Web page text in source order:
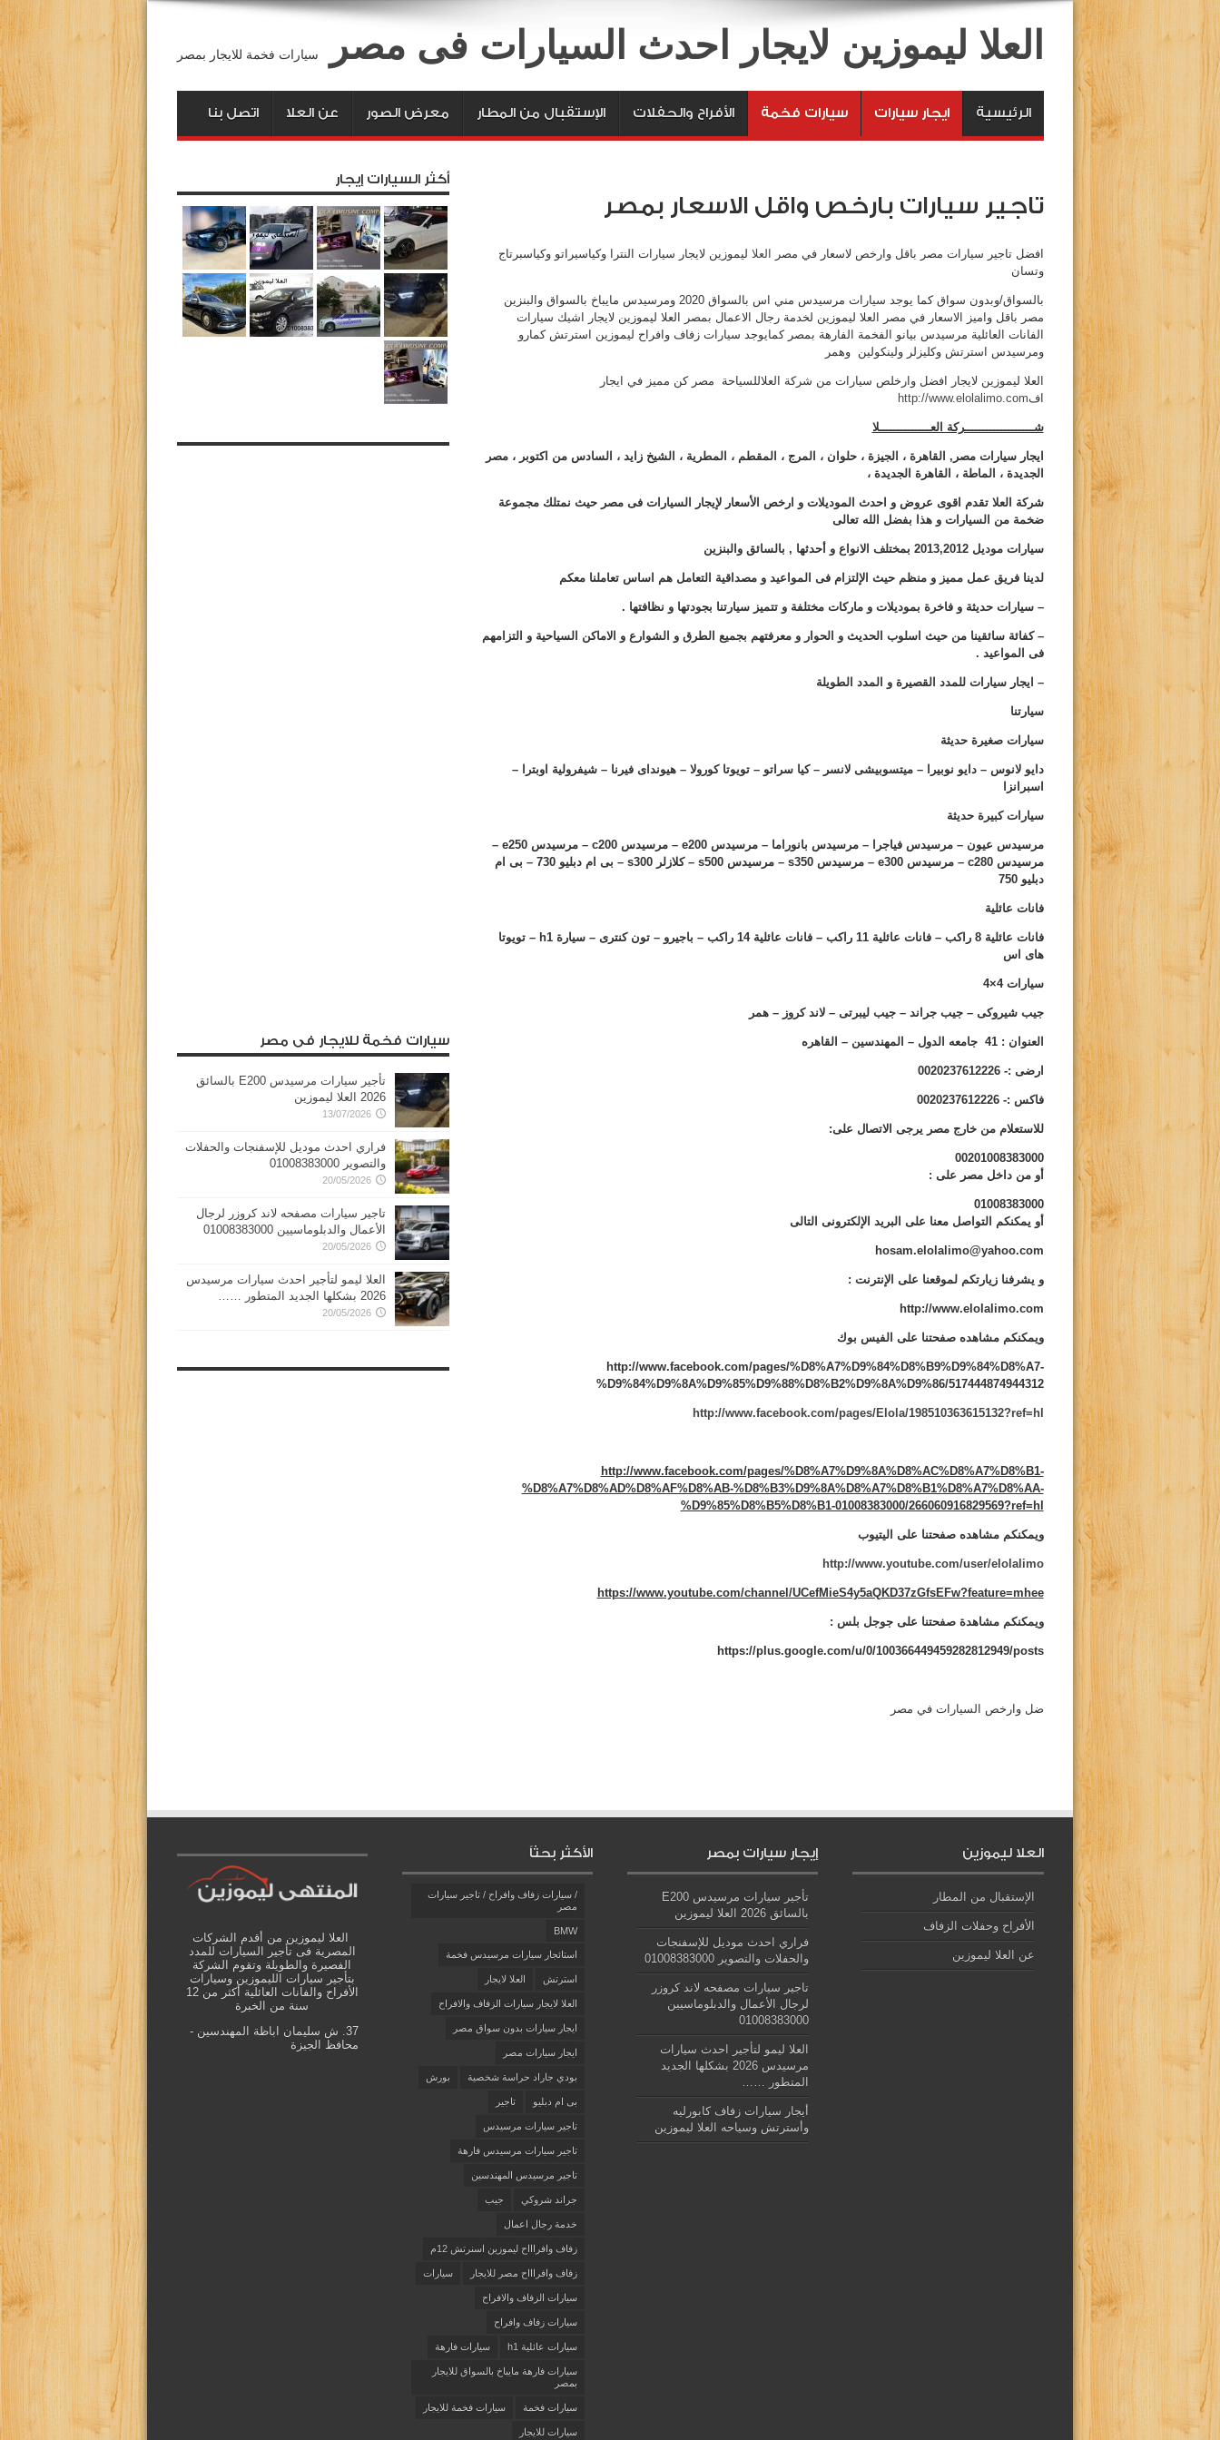
العلا ليموزين لايجار احدث السيارات فى مصر سيارات فخمة للايجار بمصر
الرئيسية ايجار سيارات سيارات فخمة الأفراح والحفلات الإستقبال من المطار معرض الصور عن العلا اتصل بنا
تاجير سيارات بارخص واقل الاسعار بمصر
افضل تاجير سيارات مصر باقل وارخص لاسعار في مصر العلا ليموزين لايجار سيارات النترا وكياسيراتو وكياسبرتاج
وتسان
بالسواق/وبدون سواق كما يوجد سيارات مرسيدس مني اس بالسواق 2020 ومرسيدس مايباخ بالسواق والبنزين
مصر باقل واميز الاسعار في مصر العلا ليموزين لخدمة رجال الاعمال بمصر العلا ليموزين لايجار اشيك سيارات
الفانات العائلية مرسيدس بيانو الفخمة الفارهة بمصر كمايوجد سيارات زفاف وافراح ليموزين استرتش كمارو
ومرسيدس استرتش وكليزلر ولينكولين وهمر
العلا ليموزين لايجار افضل وارخلص سيارات من شركة العلاللسياحة مصر كن مميز في ايجار
افhttp://www.elolalimo.com
شـــــــــــــــــــركة العــــــــــــــلا
ايجار سيارات مصر, القاهرة ، الجيزة ، حلوان ، المرج ، المقطم ، المطرية ، الشيخ زايد ، السادس من اكتوبر ، مصر
الجديدة ، الماطة ، القاهرة الجديدة ،
شركة العلا تقدم اقوى عروض و احدث الموديلات و ارخص الأسعار لإيجار السيارات فى مصر حيث نمتلك مجموعة
ضخمة من السيارات و هذا بفضل الله تعالى
سيارات موديل 2013,2012 بمختلف الانواع و أحدثها , بالسائق والبنزين
لدينا فريق عمل مميز و منظم حيث الإلتزام فى المواعيد و مصداقية التعامل هم اساس تعاملنا معكم
– سيارات حديثة و فاخرة بموديلات و ماركات مختلفة و تتميز سيارتنا بجودتها و نظافتها .
– كفائة سائقينا من حيث اسلوب الحديث و الحوار و معرفتهم بجميع الطرق و الشوارع و الاماكن السياحية و التزامهم
فى المواعيد .
– ايجار سيارات للمدد القصيرة و المدد الطويلة
سيارتنا
سيارات صغيرة حديثة
دايو لانوس – دايو نوبيرا – ميتسوبيشى لانسر – كيا سراتو – تويوتا كورولا – هيونداى فيرنا – شيفرولية اوبترا –
اسبرانزا
سيارات كبيرة حديثة
مرسيدس عيون – مرسيدس فياجرا – مرسيدس بانوراما – مرسيدسe200 – مرسيدسc200 – مرسيدسe250
–
مرسيدسc280 – مرسيدسe300 – مرسيدسs350 – مرسيدسs500 – كلازلرs300 – بى ام دبليو730 – بى ام
دبليو750
فانات عائلية
فانات عائلية 8 راكب – فانات عائلية 11 راكب – فانات عائلية 14 راكب – باجيرو – تون كنترى – سيارة h1 – تويوتا
هاى اس
سيارات4×4
جيب شيروكى – جيب جراند – جيب ليبرتى – لاند كروز – همر
العنوان : 41 جامعه الدول – المهندسين – القاهره
ارضى :- 0020237612226
فاكس :- 0020237612226
للاستعلام من خارج مصر يرجى الاتصال على:
00201008383000
أو من داخل مصر على :
01008383000
أو يمكنكم التواصل معنا على البريد الإلكترونى التالى
hosam.elolalimo@yahoo.com
و يشرفنا زيارتكم لموقعنا على الإنترنت :
http://www.elolalimo.com
ويمكنكم مشاهده صفحتنا على الفيس بوك
http://www.facebook.com/pages/%D8%A7%D9%84%D8%B9%D9%84%D8%A7-
%D9%84%D9%8A%D9%85%D9%88%D8%B2%D9%8A%D9%86/517444874944312
http://www.facebook.com/pages/Elola/198510363615132?ref=hl
http://www.facebook.com/pages/%D8%A7%D9%8A%D8%AC%D8%A7%D8%B1-
%D8%A7%D8%AD%D8%AF%D8%AB-%D8%B3%D9%8A%D8%A7%D8%B1%D8%A7%D8%AA-
%D9%85%D8%B5%D8%B1-01008383000/266060916829569?ref=hl
ويمكنكم مشاهده صفحتنا على اليتيوب
http://www.youtube.com/user/elolalimo
https://www.youtube.com/channel/UCefMieS4y5aQKD37zGfsEFw?feature=mhee
ويمكنكم مشاهدة صفحتنا على جوجل بلس :
https://plus.google.com/u/0/100366449459282812949/posts
ضل وارخص السيارات في مصر
أكثر السيارات إيجار
سيارات فخمة للايجار فى مصر
تأجير سيارات مرسيدس E200 بالسائق
2026 العلا ليموزين
13/07/2026
فراري احدث موديل للإسفنجات والحفلات
والتصوير 01008383000
20/05/2026
تاجير سيارات مصفحه لاند كروزر لرجال
الأعمال والدبلوماسيين 01008383000
20/05/2026
العلا ليمو لتأجير احدث سيارات مرسيدس
2026 بشكلها الجديد المتطور ……
20/05/2026
العلا ليموزين
الإستقبال من المطار
الأفراح وحفلات الزفاف
عن العلا ليموزين
إيجار سيارات بمصر
تأجير سيارات مرسيدس E200
بالسائق 2026 العلا ليموزين
فراري احدث موديل للإسفنجات
والحفلات والتصوير 01008383000
تاجير سيارات مصفحه لاند كروزر
لرجال الأعمال والدبلوماسيين
01008383000
العلا ليمو لتأجير احدث سيارات
مرسيدس 2026 بشكلها الجديد
المتطور ……
أيجار سيارات زفاف كابورليه
وأسترتش وسياحه العلا ليموزين
الأكثر بحثاً
/ سيارات زفاف وافراح / تاجير سيارات
مصر
BMW
استائجار سيارات مرسيدس فخمة
استرتش العلا لايجار
العلا لايجار سيارات الزفاف والافراح
ايجار سيارات بدون سواق مصر
ايجار سيارات مصر
بودي جاراد حراسة شخصية بورش
بى ام دبليو تاجير
تاجير سيارات مرسيدس
تاجير سيارات مرسيدس فارهة
تاجير مرسيدس المهندسين
جراند شروكي جيب
خدمة رجال اعمال
زفاف وافراااح ليموزين اسنرتش 12م
زفاف وافراااح مصر للايجار سيارات
سيارات الزفاف والافراح
سيارات زفاف وافراح
سيارات عائلية h1 سيارات فارهة
سيارات فارهة مايباخ بالسواق للايجار
بمصر
سيارات فخمة سيارات فخمة للايجار
سيارات للايجار
العلا ليموزين من أقدم الشركات
المصرية فى تأجير السيارات للمدد
الفصيرة والطويلة وتقوم الشركة
بتأجير سيارات الليموزين وسيارات
الأفراح والفانات العائلية أكثر من 12
سنة من الخبرة
37. ش سليمان اباظة المهندسين -
محافظ الجيزة